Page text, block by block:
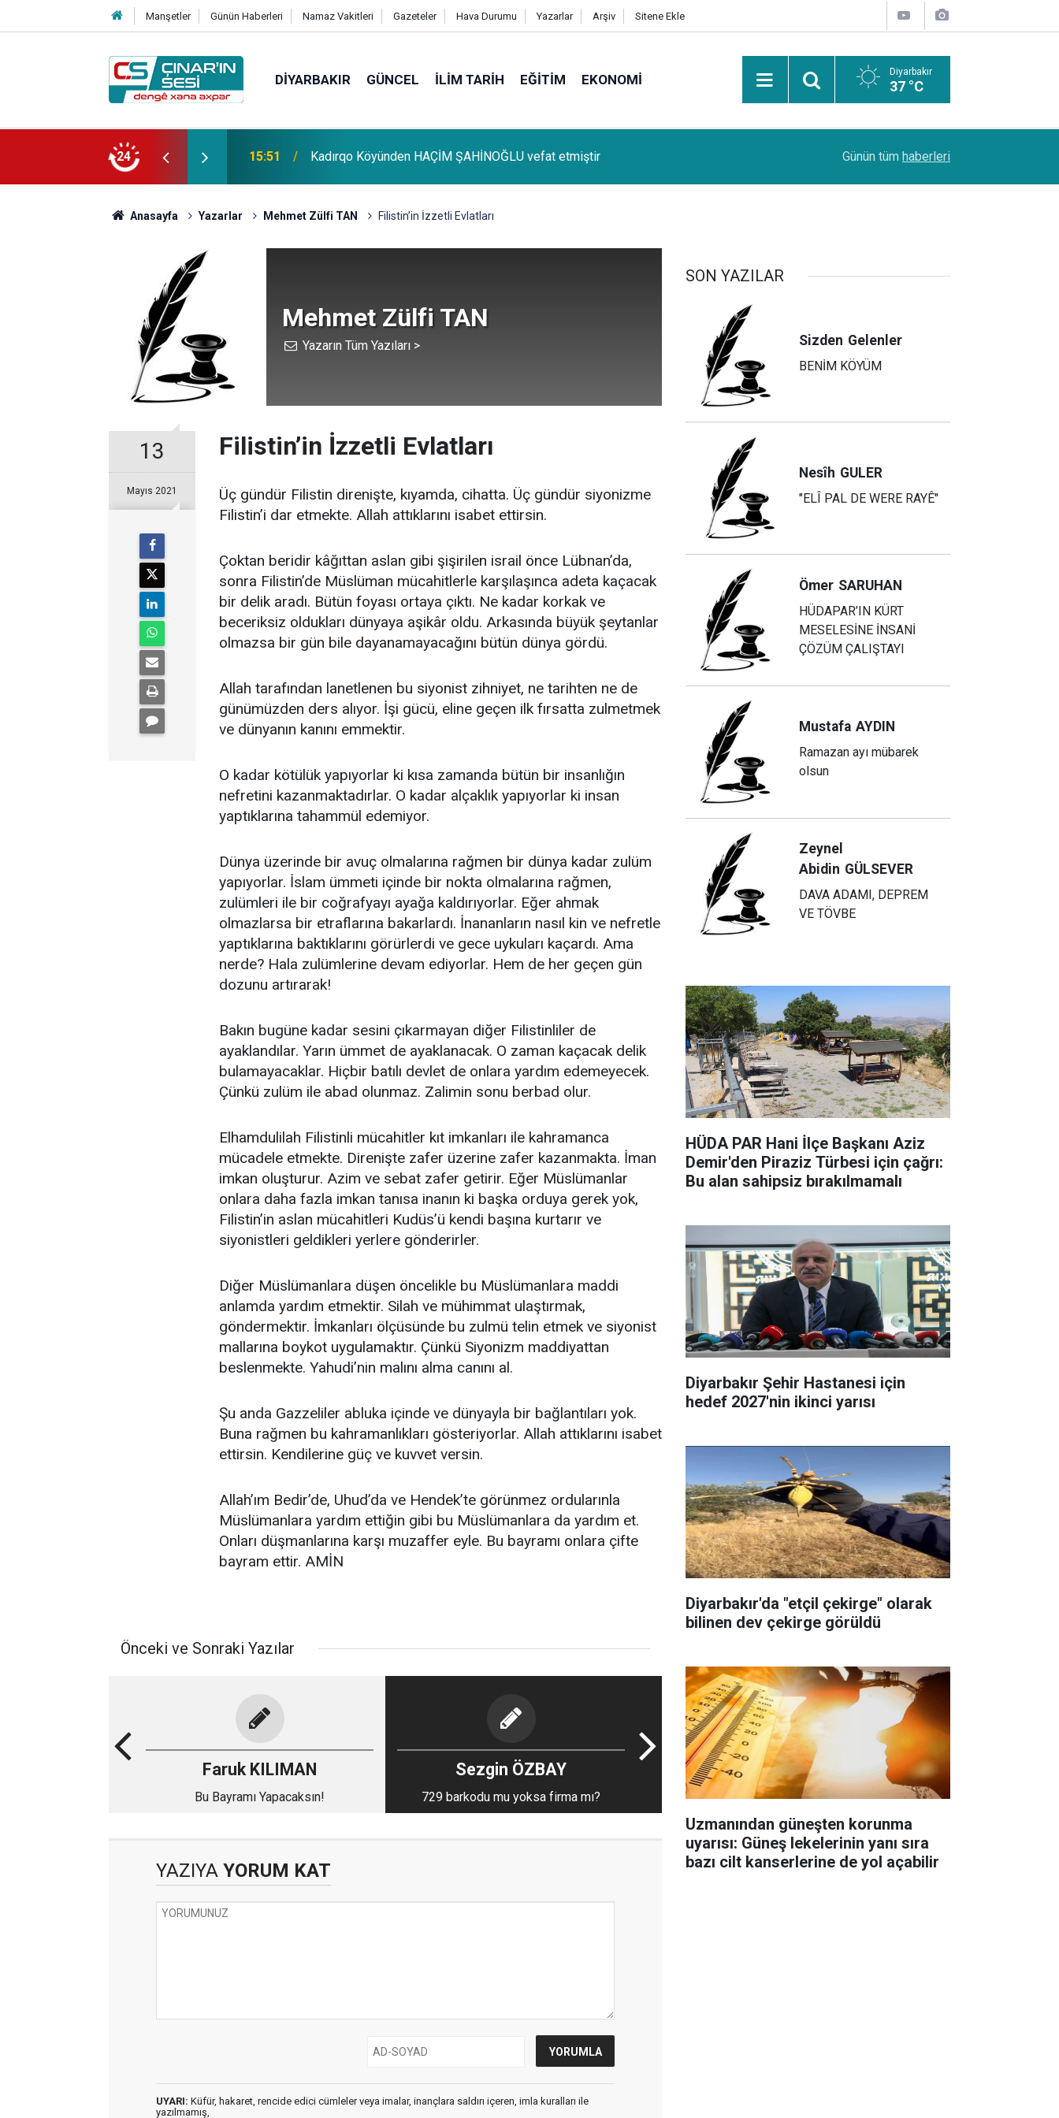
Manşetler Günün Haberleri Namaz Vakitleri Gazeteler Hava Durumu Yazarlar Arşiv Sitene Ekle
DIYARBAKIR GÜNCEL İLIM TARIH EĞITIM EKONOMI Diyarbakır
37 °C
24 15:24
HÜDA PAR Hani İlçe Başkanı Aziz Demir'den Piraziz Türbesi için çağrı: Bu
alan sahipsiz bırakılmamalı
Diyarbakır’da 4 ayrı kurşunlama ve yaralama
Günün tüm haberleri
Anasayfa Yazarlar Mehmet Zülfi TAN Filistin’in İzzetli Evlatları
Mehmet Zülfi TAN
Yazarın Tüm Yazıları >
13
Mayıs 2021
Filistin’in İzzetli Evlatları
Üç gündür Filistin direnişte, kıyamda, cihatta. Üç gündür siyonizme
Filistin’i dar etmekte. Allah attıklarını isabet ettirsin.
Çoktan beridir kâğıttan aslan gibi şişirilen israil önce Lübnan’da,
sonra Filistin’de Müslüman mücahitlerle karşılaşınca adeta kaçacak
bir delik aradı. Bütün foyası ortaya çıktı. Ne kadar korkak ve
beceriksiz oldukları dünyaya aşikâr oldu. Arkasında büyük şeytanlar
olmazsa bir gün bile dayanamayacağını bütün dünya gördü.
Allah tarafından lanetlenen bu siyonist zihniyet, ne tarihten ne de
günümüzden ders alıyor. İşi gücü, eline geçen ilk fırsatta zulmetmek
ve dünyanın kanını emmektir.
O kadar kötülük yapıyorlar ki kısa zamanda bütün bir insanlığın
nefretini kazanmaktadırlar. O kadar alçaklık yapıyorlar ki insan
yaptıklarına tahammül edemiyor.
Dünya üzerinde bir avuç olmalarına rağmen bir dünya kadar zulüm
yapıyorlar. İslam ümmeti içinde bir nokta olmalarına rağmen,
zulümleri ile bir coğrafyayı ayağa kaldırıyorlar. Eğer ahmak
olmazlarsa bir etraflarına bakarlardı. İnananların nasıl kin ve nefretle
yaptıklarına baktıklarını görürlerdi ve gece uykuları kaçardı. Ama
nerde? Hala zulümlerine devam ediyorlar. Hem de her geçen gün
dozunu artırarak!
Bakın bugüne kadar sesini çıkarmayan diğer Filistinliler de
ayaklandılar. Yarın ümmet de ayaklanacak. O zaman kaçacak delik
bulamayacaklar. Hiçbir batılı devlet de onlara yardım edemeyecek.
Çünkü zulüm ile abad olunmaz. Zalimin sonu berbad olur.
Elhamdulilah Filistinli mücahitler kıt imkanları ile kahramanca
mücadele etmekte. Direnişte zafer üzerine zafer kazanmakta. İman
imkan oluşturur. Azim ve sebat zafer getirir. Eğer Müslümanlar
onlara daha fazla imkan tanısa inanın ki başka orduya gerek yok,
Filistin’in aslan mücahitleri Kudüs’ü kendi başına kurtarır ve
siyonistleri geldikleri yerlere gönderirler.
Diğer Müslümanlara düşen öncelikle bu Müslümanlara maddi
anlamda yardım etmektir. Silah ve mühimmat ulaştırmak,
göndermektir. İmkanları ölçüsünde bu zulmü telin etmek ve siyonist
mallarına boykot uygulamaktır. Çünkü Siyonizm maddiyattan
beslenmekte. Yahudi’nin malını alma canını al.
Şu anda Gazzeliler abluka içinde ve dünyayla bir bağlantıları yok.
Buna rağmen bu kahramanlıkları gösteriyorlar. Allah attıklarını isabet
ettirsin. Kendilerine güç ve kuvvet versin.
Allah’ım Bedir’de, Uhud’da ve Hendek’te görünmez ordularınla
Müslümanlara yardım ettiğin gibi bu Müslümanlara da yardım et.
Onları düşmanlarına karşı muzaffer eyle. Bu bayramı onlara çifte
bayram ettir. AMİN
Önceki ve Sonraki Yazılar
Faruk KILIMAN
Bu Bayramı Yapacaksın!
Sezgin ÖZBAY
729 barkodu mu yoksa firma mı?
YAZIYA YORUM KAT
UYARI: Küfür, hakaret, rencide edici cümleler veya imalar, inançlara saldırı içeren, imla kuralları ile
yazılmamış,
SON YAZILAR
Sizden Gelenler
BENİM KÖYÜM
Nesîh GULER
"ELÎ PAL DE WERE RAYÊ"
Ömer SARUHAN
HÜDAPAR’IN KÜRT
MESELESİNE İNSANİ
ÇÖZÜM ÇALIŞTAYI
Mustafa AYDIN
Ramazan ayı mübarek
olsun
Zeynel
Abidin GÜLSEVER
DAVA ADAMI, DEPREM
VE TÖVBE
HÜDA PAR Hani İlçe Başkanı Aziz
Demir'den Piraziz Türbesi için çağrı:
Bu alan sahipsiz bırakılmamalı
Diyarbakır Şehir Hastanesi için
hedef 2027'nin ikinci yarısı
Diyarbakır'da "etçil çekirge" olarak
bilinen dev çekirge görüldü
Uzmanından güneşten korunma
uyarısı: Güneş lekelerinin yanı sıra
bazı cilt kanserlerine de yol açabilir